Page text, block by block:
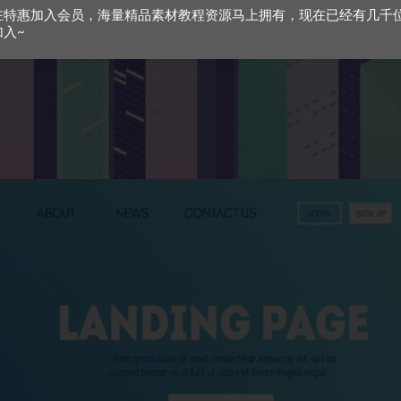
特惠加入会员，海量精品素材教程资源马上拥有，现在已经有几千
入~